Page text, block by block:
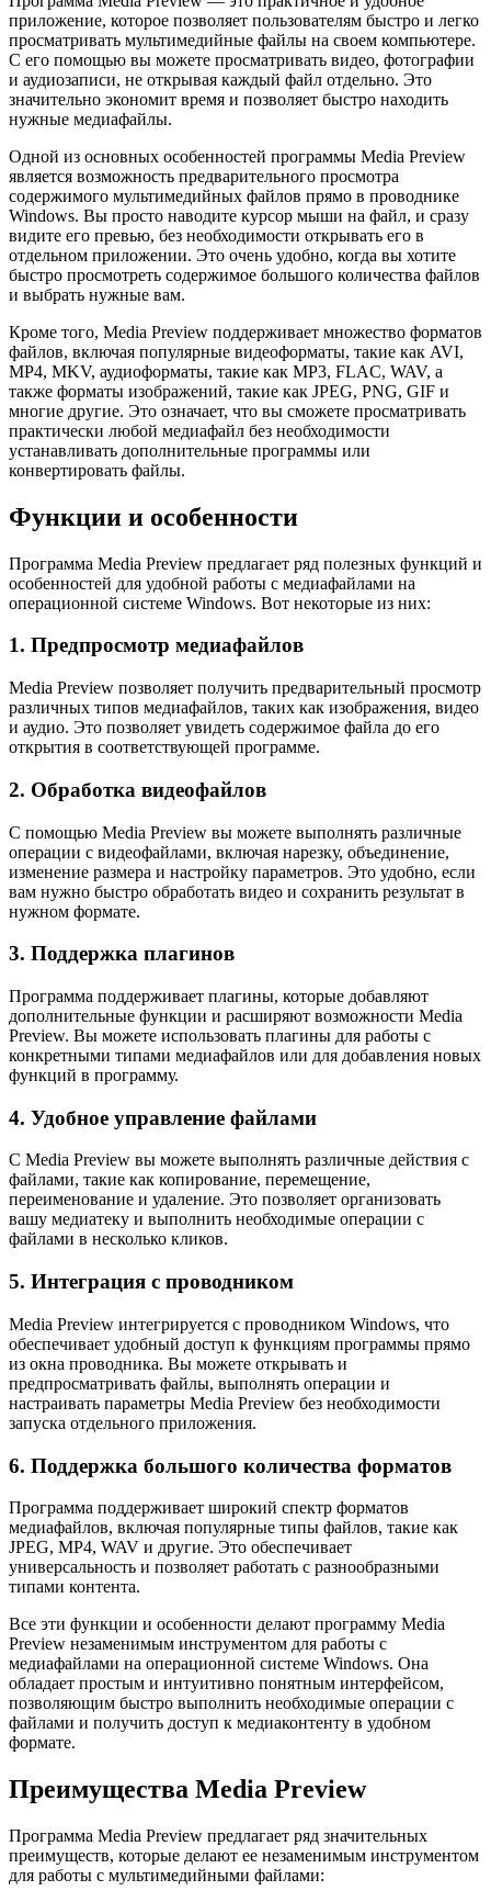
приложение, которое позволяет пользователям быстро и легко
просматривать мультимедийные файлы на своем компьютере.
С его помощью вы можете просматривать видео, фотографии
и аудиозаписи, не открывая каждый файл отдельно. Это
значительно экономит время и позволяет быстро находить
нужные медиафайлы.
Одной из основных особенностей программы Media Preview
является возможность предварительного просмотра
содержимого мультимедийных файлов прямо в проводнике
Windows. Вы просто наводите курсор мыши на файл, и сразу
видите его превью, без необходимости открывать его в
отдельном приложении. Это очень удобно, когда вы хотите
быстро просмотреть содержимое большого количества файлов
и выбрать нужные вам.
Кроме того, Media Preview поддерживает множество форматов
файлов, включая популярные видеоформаты, такие как AVI,
MP4, MKV, аудиоформаты, такие как MP3, FLAC, WAV, а
также форматы изображений, такие как JPEG, PNG, GIF и
многие другие. Это означает, что вы сможете просматривать
практически любой медиафайл без необходимости
устанавливать дополнительные программы или
конвертировать файлы.
Функции и особенности
Программа Media Preview предлагает ряд полезных функций и
особенностей для удобной работы с медиафайлами на
операционной системе Windows. Вот некоторые из них:
1. Предпросмотр медиафайлов
Media Preview позволяет получить предварительный просмотр
различных типов медиафайлов, таких как изображения, видео
и аудио. Это позволяет увидеть содержимое файла до его
открытия в соответствующей программе.
2. Обработка видеофайлов
С помощью Media Preview вы можете выполнять различные
операции с видеофайлами, включая нарезку, объединение,
изменение размера и настройку параметров. Это удобно, если
вам нужно быстро обработать видео и сохранить результат в
нужном формате.
3. Поддержка плагинов
Программа поддерживает плагины, которые добавляют
дополнительные функции и расширяют возможности Media
Preview. Вы можете использовать плагины для работы с
конкретными типами медиафайлов или для добавления новых
функций в программу.
4. Удобное управление файлами
С Media Preview вы можете выполнять различные действия с
файлами, такие как копирование, перемещение,
переименование и удаление. Это позволяет организовать
вашу медиатеку и выполнить необходимые операции с
файлами в несколько кликов.
5. Интеграция с проводником
Media Preview интегрируется с проводником Windows, что
обеспечивает удобный доступ к функциям программы прямо
из окна проводника. Вы можете открывать и
предпросматривать файлы, выполнять операции и
настраивать параметры Media Preview без необходимости
запуска отдельного приложения.
6. Поддержка большого количества форматов
Программа поддерживает широкий спектр форматов
медиафайлов, включая популярные типы файлов, такие как
JPEG, MP4, WAV и другие. Это обеспечивает
универсальность и позволяет работать с разнообразными
типами контента.
Все эти функции и особенности делают программу Media
Preview незаменимым инструментом для работы с
медиафайлами на операционной системе Windows. Она
обладает простым и интуитивно понятным интерфейсом,
позволяющим быстро выполнить необходимые операции с
файлами и получить доступ к медиаконтенту в удобном
формате.
Преимущества Media Preview
Программа Media Preview предлагает ряд значительных
преимуществ, которые делают ее незаменимым инструментом
для работы с мультимедийными файлами: